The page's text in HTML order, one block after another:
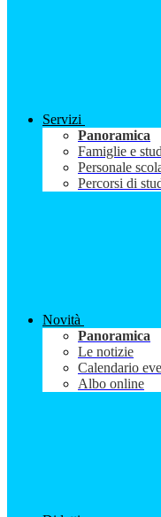
Servizi
Panoramica
Famiglie e
Personale
Percorsi di
Novità
Panoramica
Le notizie
Calendario
Albo online